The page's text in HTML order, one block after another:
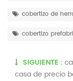
cobertizo de
cobertizo
SIGUIENTE :
casa de precio